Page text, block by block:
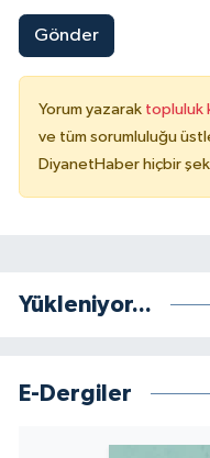
Gönder
Yorum yazarak topluluk
ve tüm sorumluluğu
DiyanetHaber hiçbir
Yükleniyor...
E-Dergiler
Niğde Müftülüğü
Ordu Müftülüğü
Osmaniye
Siirt Müftülüğü